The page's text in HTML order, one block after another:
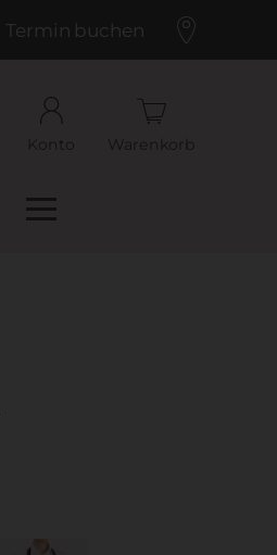
Termin buchen
Konto
Warenkorb